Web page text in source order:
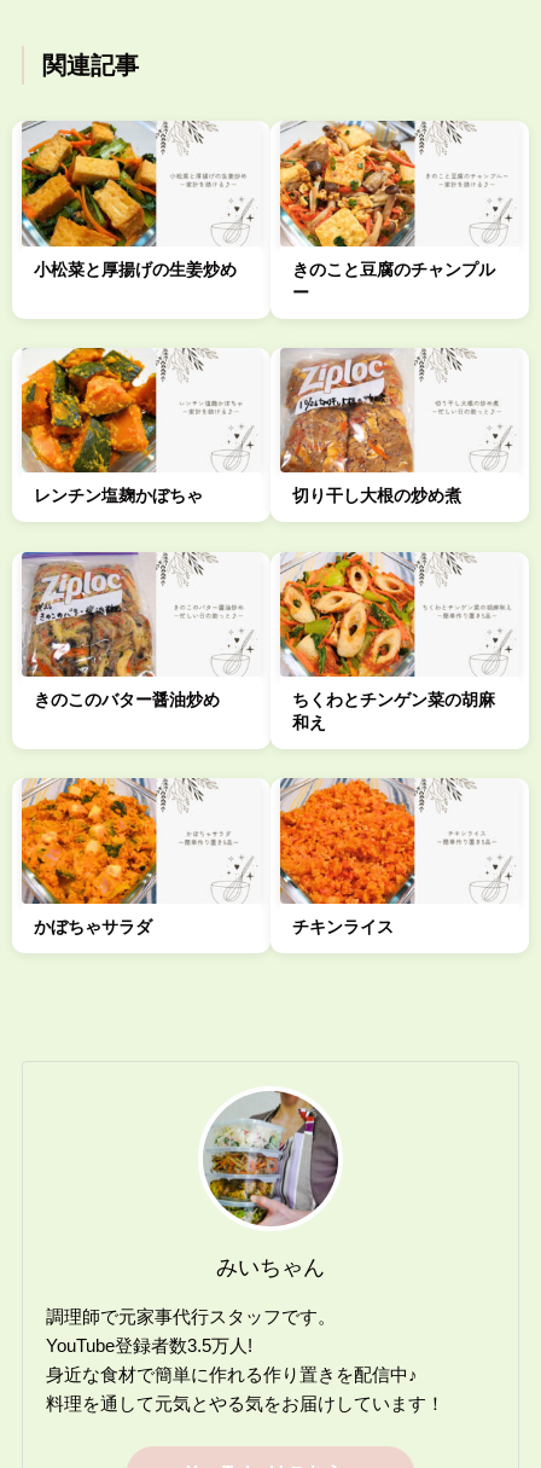
関連記事
小松菜と厚揚げの生姜炒め
きのこと豆腐のチャンプル
ー
レンチン塩麹かぼちゃ 切り干し大根の炒め煮
きのこのバター醤油炒め
ちくわとチンゲン菜の胡麻
和え
かぼちゃサラダ チキンライス
みいちゃん
調理師で元家事代行スタッフです。
YouTube登録者数3.5万人!
身近な食材で簡単に作れる作り置きを配信中♪
料理を通して元気とやる気をお届けしています！